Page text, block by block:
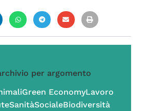
per argomento
Green EconomyLavoro
SanitàSocialeBiodiversità